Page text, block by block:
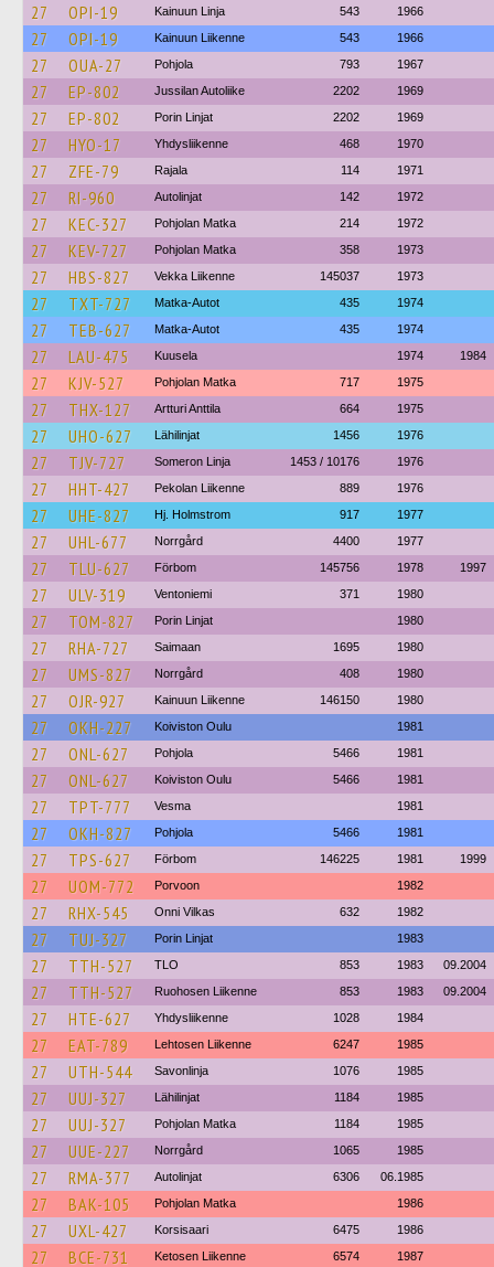
27 OPI-19 Kainuun Linja 543 1966
27 OPI-19 Kainuun Liikenne 543 1966
27 OUA-27 Pohjola 793 1967
27 EP-802 Jussilan Autoliike 2202 1969
27 EP-802 Porin Linjat 2202 1969
27 HYO-17 Yhdysliikenne 468 1970
27 ZFE-79 Rajala 114 1971
27 RI-960 Autolinjat 142 1972
27 KEC-327 Pohjolan Matka 214 1972
27 KEV-727 Pohjolan Matka 358 1973
27 HBS-827 Vekka Liikenne 145037 1973
27 TXT-727 Matka-Autot 435 1974
27 TEB-627 Matka-Autot 435 1974
27 LAU-475 Kuusela 1974 1984
27 KJV-527 Pohjolan Matka 717 1975
27 THX-127 Artturi Anttila 664 1975
27 UHO-627 Lähilinjat 1456 1976
27 TJV-727 Someron Linja 1453 / 10176 1976
27 HHT-427 Pekolan Liikenne 889 1976
27 UHE-827 Hj. Holmstrom 917 1977
27 UHL-677 Norrgård 4400 1977
27 TLU-627 Förbom 145756 1978 1997
27 ULV-319 Ventoniemi 371 1980
27 TOM-827 Porin Linjat 1980
27 RHA-727 Saimaan 1695 1980
27 UMS-827 Norrgård 408 1980
27 OJR-927 Kainuun Liikenne 146150 1980
27 OKH-227 Koiviston Oulu 1981
27 ONL-627 Pohjola 5466 1981
27 ONL-627 Koiviston Oulu 5466 1981
27 TPT-777 Vesma 1981
27 OKH-827 Pohjola 5466 1981
27 TPS-627 Förbom 146225 1981 1999
27 UOM-772 Porvoon 1982
27 RHX-545 Onni Vilkas 632 1982
27 TUJ-327 Porin Linjat 1983
27 TTH-527 TLO 853 1983 09.2004
27 TTH-527 Ruohosen Liikenne 853 1983 09.2004
27 HTE-627 Yhdysliikenne 1028 1984
27 EAT-789 Lehtosen Liikenne 6247 1985
27 UTH-544 Savonlinja 1076 1985
27 UUJ-327 Lähilinjat 1184 1985
27 UUJ-327 Pohjolan Matka 1184 1985
27 UUE-227 Norrgård 1065 1985
27 RMA-377 Autolinjat 6306 06.1985
27 BAK-105 Pohjolan Matka 1986
27 UXL-427 Korsisaari 6475 1986
27 BCE-731 Ketosen Liikenne 6574 1987